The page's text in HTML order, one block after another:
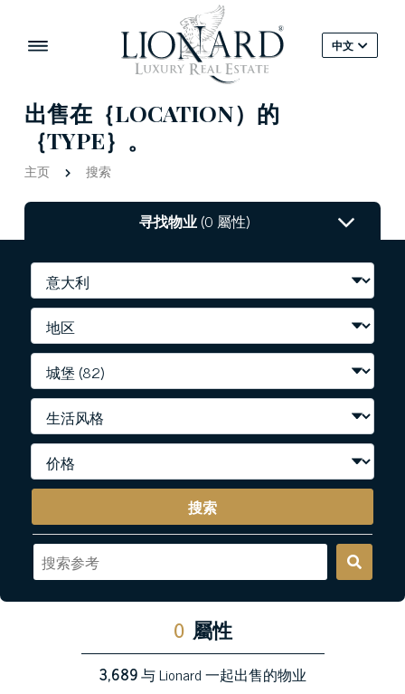
中文
出售在｛LOCATION）的
｛TYPE｝。
主页 搜索
寻找物业(0 屬性)
搜索
0 屬性
3,689与 Lionard 一起出售的物业